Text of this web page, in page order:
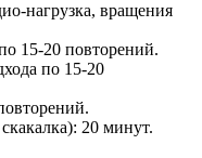
нагрузка, вращения
15-20 повторений.
по 15-20
20 минут.